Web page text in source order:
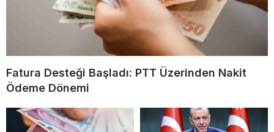
Fatura Desteği Başladı: PTT Üzerinden Nakit
Ödeme Dönemi